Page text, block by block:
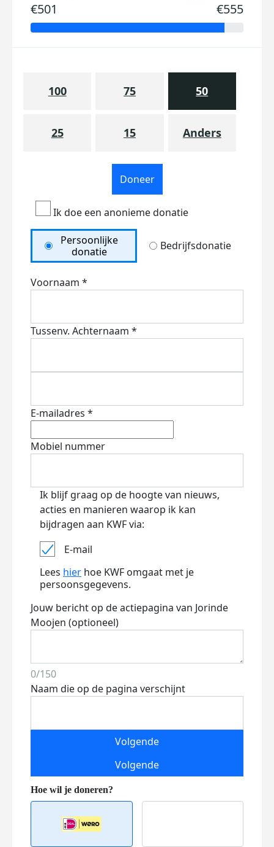
€501 €555
100 75 50
25 15 Anders
Doneer
Ik doe een anonieme donatie
Persoonlijke
donatie
Bedrijfsdonatie
Voornaam *
Tussenv. Achternaam *
E-mailadres *
Mobiel nummer
Ik blijf graag op de hoogte van nieuws,
acties en manieren waarop ik kan
bijdragen aan KWF via:
E-mail
Lees hier hoe KWF omgaat met je
persoonsgegevens.
Jouw bericht op de actiepagina van Jorinde
Moojen (optioneel)
0/150
Naam die op de pagina verschijnt
Volgende
Volgende